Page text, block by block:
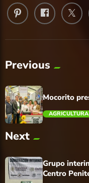
Previous
trending_flat
Mocorito
AGRICULTURA
Next
Grupo
Centro